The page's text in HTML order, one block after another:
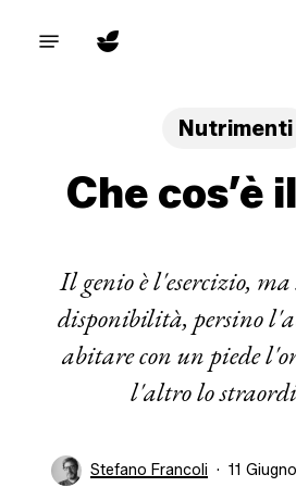
Menu
Nutrimenti
Che cos’è
Il genio è l'esercizio,
disponibilità, persino
abitare con un piede
l'altro lo
Stefano Francoli 11